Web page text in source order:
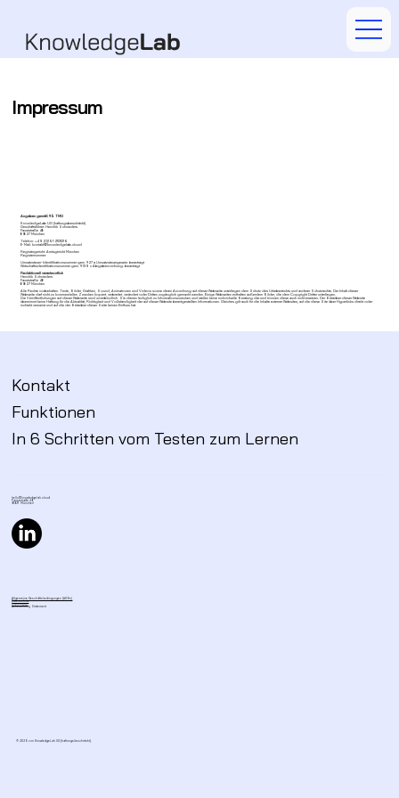
Impressum
Angaben gemäß §5 TMG
KnowledgeLab UG (haftungsbeschränkt)
Geschäftsführer: Hendrik Schnieders
Fauststraße 48
81827 München
Telefon: +49 (0)151-21131216
E-Mail: kontakt@knowledgelab.cloud
Registergericht: Amtsgericht München
Registernummer:
Umsatzsteuer-Identifikationsnummer gem. § 27 a Umsatzsteuergesetz: beantragt
Wirtschaftsidentifikationsnummer gem. § 139 c Abgabenordnung: beantragt
Redaktionell verantwortlich
Hendrik Schnieders
Fauststraße 48
81827 München
Alle Rechte vorbehalten. Texte, Bilder, Grafiken, Sound, Animationen und Videos sowie deren Anordnung auf dieser Webseite unterliegen dem Schutz des Urheberrechts und anderer Schutzrechte. Der Inhalt dieser
Webseite darf nicht zu kommerziellen Zwecken kopiert, verbreitet, verändert oder Dritten zugänglich gemacht werden. Einige Webseiten enthalten außerdem Bilder, die dem Copyright Dritter unterliegen.
​Die Veröffentlichungen auf dieser Webseite sind unverbindlich. Sie dienen lediglich zu Informationszwecken und stellen keine individuelle Beratung dar und können diese auch nicht ersetzen. Der Betreiber dieser Website
übernimmt keine Haftung für die Aktualität, Richtigkeit und Vollständigkeit der auf dieser Website bereitgestellten Informationen. Gleiches gilt auch für die Inhalte externer Websites, auf die diese Site über Hyperlinks direkt oder
indirekt verweist und auf die der Betreiber dieser Seite keinen Einfluss hat.
Kontakt
Funktionen
In 6 Schritten vom Testen zum Lernen
hello@knowledgelab.cloud
Fauststraße 48,
81827 München
Allgemeine Geschäftsbedingungen (AGBs)
Datenschutz
Impressum
Accessibility Statement
© 2026 von KnowledgeLab UG (haftungsbeschränkt).